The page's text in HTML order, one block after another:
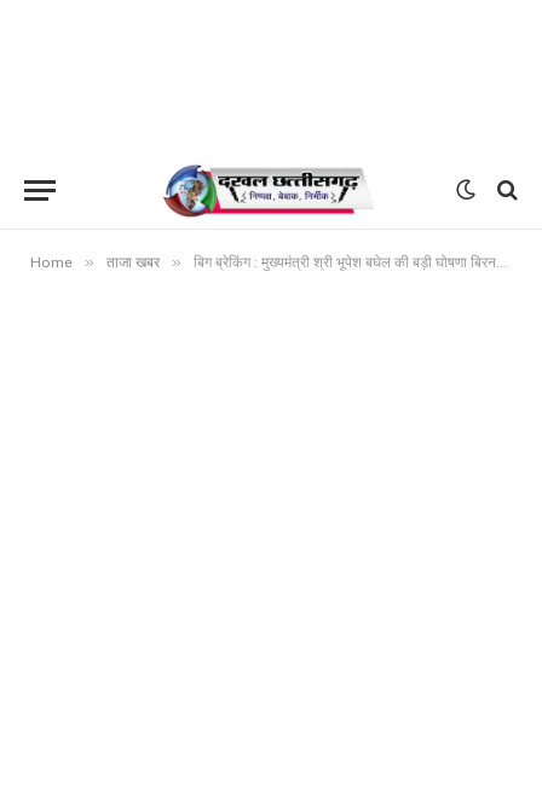
Home » ताजा खबर » बिग ब्रेकिंग : मुख्यमंत्री श्री भूपेश बघेल की बड़ी घोषणा बिरनपुर में दिवंगत 22 वर्षीय युवक के परिवार के सदस्य को दी जाएगी सरकारी नौकरी – मुख्यमंत्री,10 लाख रू सहायता राशि की भी प्रदान की जाएगी